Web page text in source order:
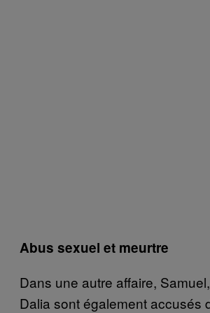
Abus sexuel et meurtre
Dans une autre affaire,
Dalia sont également accusés